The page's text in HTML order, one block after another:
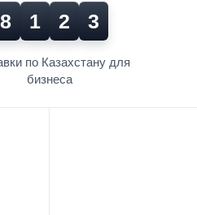
8 1 2 3
по Казахстану для
бизнеса